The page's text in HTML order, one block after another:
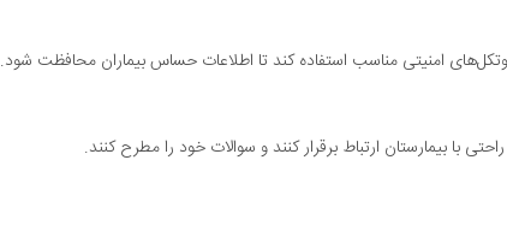
امنیتی مناسب استفاده کند تا اطلاعات حساس بیماران محافظت شود.
با بیمارستان ارتباط برقرار کنند و سوالات خود را مطرح کنند.